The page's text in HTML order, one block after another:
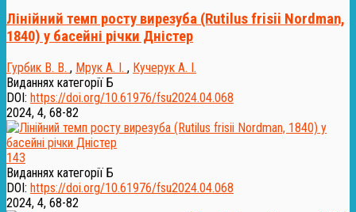
Лінійний темп росту вирезуба (Rutilus frisii Nordman,
1840) у басейні річки Дністер
Гурбик В. В. , Мрук А. І. , Кучерук А. І.
Виданнях категорії Б
DOI: https://doi.org/10.61976/fsu2024.04.068
2024, 4, 68-82
143
Виданнях категорії Б
DOI: https://doi.org/10.61976/fsu2024.04.068
2024, 4, 68-82